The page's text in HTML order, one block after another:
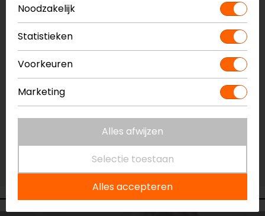
Vestiging Apeldoorn
Niet op voorraad
Vestiging Breda
Niet op voorraad
Vestiging Capelle a/d IJssel
Niet op voorraad
Vestiging Eindhoven
Niet op voorraad
Noodzakelijk
Statistieken
Voorkeuren
Marketing
Alles afwijzen
Selectie toestaan
Alles accepteren